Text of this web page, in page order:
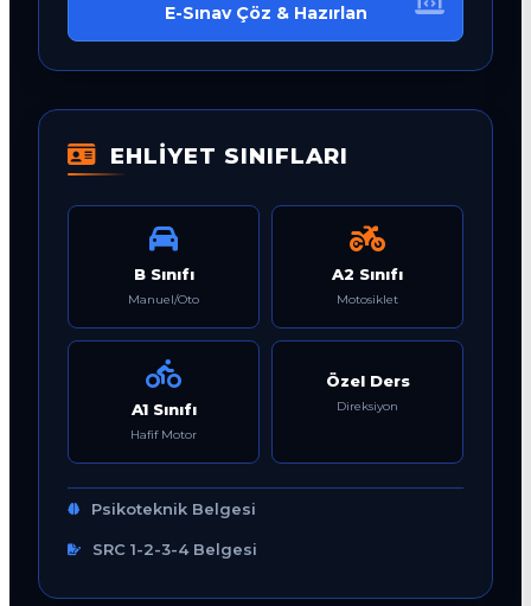
E-Sınav Çöz & Hazırlan
EHLİYET SINIFLARI
B Sınıfı
Manuel/Oto
A2 Sınıfı
Motosiklet
A1 Sınıfı
Hafif Motor
Özel Ders
Direksiyon
Psikoteknik Belgesi
SRC 1-2-3-4 Belgesi